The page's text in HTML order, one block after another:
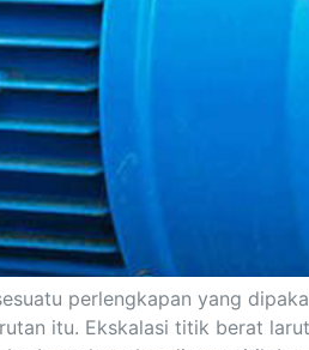
perlengkapan yang
itu. Ekskalasi titik berat